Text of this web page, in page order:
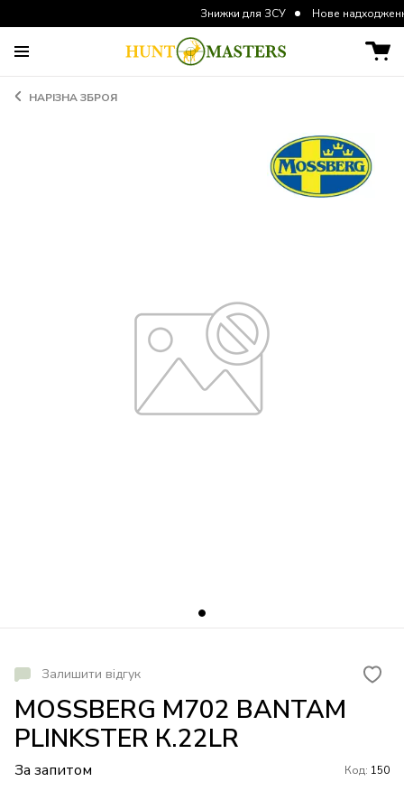
Знижки для ЗСУ Нове надходження
НАРІЗНА ЗБРОЯ
Залишити відгук
MOSSBERG M702 BANTAM
PLINKSTER К.22LR
За запитом Код: 150